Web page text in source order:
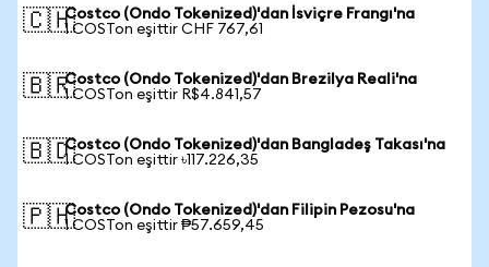
🇨🇭Costco (Ondo Tokenized)'dan İsviçre Frangı'na
1 COSTon eşittir CHF 767,61
🇧🇷Costco (Ondo Tokenized)'dan Brezilya Reali'na
1 COSTon eşittir R$4.841,57
🇧🇩Costco (Ondo Tokenized)'dan Bangladeş Takası'na
1 COSTon eşittir ৳117.226,35
🇵🇭Costco (Ondo Tokenized)'dan Filipin Pezosu'na
1 COSTon eşittir ₱57.659,45